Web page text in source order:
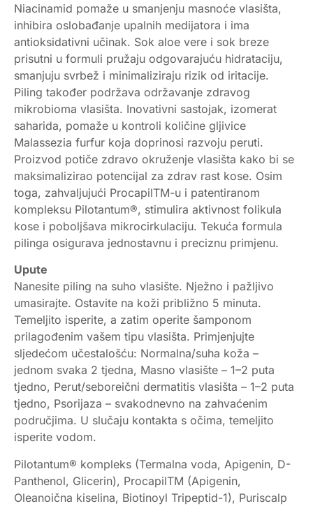
Niacinamid pomaže u smanjenju masnoće vlasišta,
inhibira oslobađanje upalnih medijatora i ima
antioksidativni učinak. Sok aloe vere i sok breze
prisutni u formuli pružaju odgovarajuću hidrataciju,
smanjuju svrbež i minimaliziraju rizik od iritacije.
Piling također podržava održavanje zdravog
mikrobioma vlasišta. Inovativni sastojak, izomerat
saharida, pomaže u kontroli količine gljivice
Malassezia furfur koja doprinosi razvoju peruti.
Proizvod potiče zdravo okruženje vlasišta kako bi se
maksimalizirao potencijal za zdrav rast kose. Osim
toga, zahvaljujući ProcapilTM-u i patentiranom
kompleksu Pilotantum®, stimulira aktivnost folikula
kose i poboljšava mikrocirkulaciju. Tekuća formula
pilinga osigurava jednostavnu i preciznu primjenu.
Upute
Nanesite piling na suho vlasište. Nježno i pažljivo
umasirajte. Ostavite na koži približno 5 minuta.
Temeljito isperite, a zatim operite šamponom
prilagođenim vašem tipu vlasišta. Primjenjujte
sljedećom učestalošću: Normalna/suha koža –
jednom svaka 2 tjedna, Masno vlasište – 1–2 puta
tjedno, Perut/seboreični dermatitis vlasišta – 1–2 puta
tjedno, Psorijaza – svakodnevno na zahvaćenim
područjima. U slučaju kontakta s očima, temeljito
isperite vodom.
Pilotantum® kompleks (Termalna voda, Apigenin, D-
Panthenol, Glicerin), ProcapilTM (Apigenin,
Oleanoična kiselina, Biotinoyl Tripeptid-1), Puriscalp